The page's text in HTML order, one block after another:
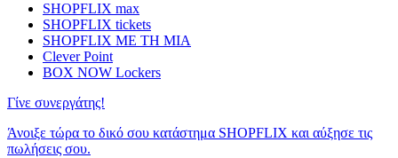
SHOPFLIX max
SHOPFLIX tickets
SHOPFLIX ΜΕ ΤΗ ΜΙΑ
Clever Point
BOX NOW Lockers
Γίνε συνεργάτης!
Άνοιξε τώρα το δικό σου κατάστημα SHOPFLIX και αύξησε τις
πωλήσεις σου.